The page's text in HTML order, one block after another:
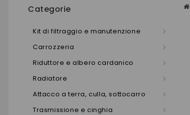
Categorie
Kit di filtraggio e manutenzione
Carrozzeria
Riduttore e albero cardanico
Radiatore
Attacco a terra, culla, sottocarro
Trasmissione e cinghia